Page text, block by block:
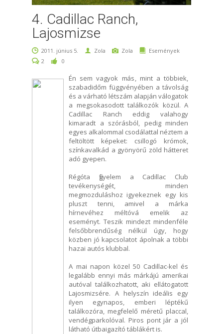
4. Cadillac Ranch,
Lajosmizse
2011. június 5. Zola Zola
Események
2
0
Én sem vagyok más, mint a többiek,
szabadidőm függvényében a távolság
és a várható létszám alapján válogatok
a megsokasodott találkozók közül. A
Cadillac Ranch eddig valahogy
kimaradt a szórásból, pedig minden
egyes alkalommal csodálattal néztem a
feltöltött képeket: csillogó krómok,
színkavalkád a gyönyörű zöld hátteret
adó gyepen.
Régóta figyelem a Cadillac Club
tevékenységét, minden
megmozduláshoz igyekeznek egy kis
pluszt tenni, amivel a márka
hírnevéhez méltóvá emelik az
eseményt. Teszik mindezt mindenféle
felsőbbrendűség nélkül úgy, hogy
közben jó kapcsolatot ápolnak a többi
hazai autós klubbal.
A mai napon közel 50 Cadillac-kel és
legalább ennyi más márkájú amerikai
autóval találkozhatott, aki ellátogatott
Lajosmizsére. A helyszín ideális egy
ilyen egynapos, emberi léptékű
találkozóra, megfelelő méretű placcal,
vendégparkolóval. Piros pont jár a jól
látható útbaigazító táblákért is.